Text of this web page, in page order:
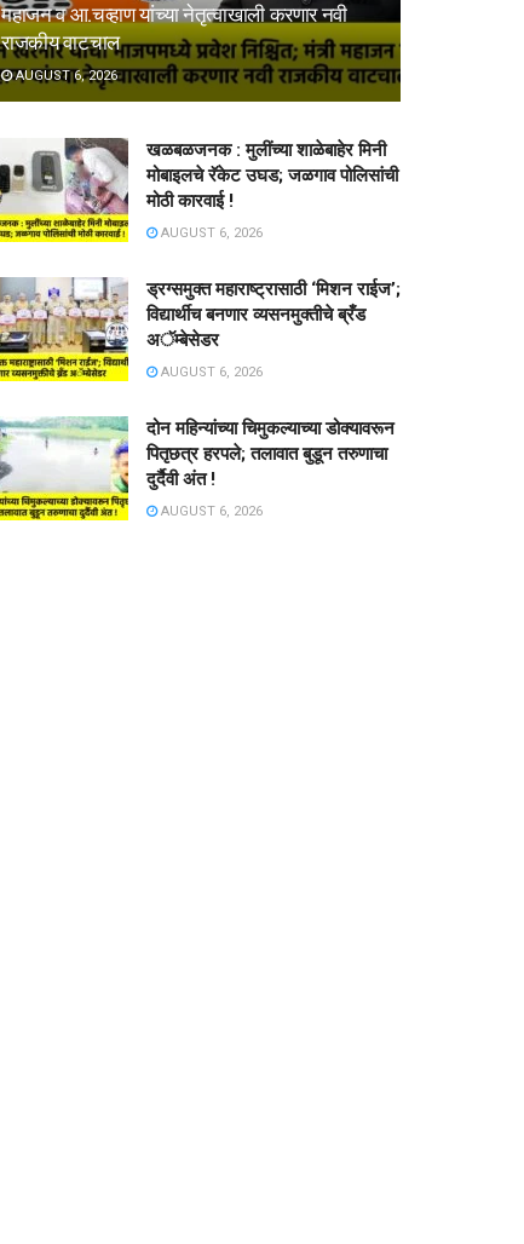
महाजन व आ.चव्हाण यांच्या नेतृत्वाखाली करणार नवी
राजकीय वाटचाल
AUGUST 6, 2026
खळबळजनक : मुलींच्या शाळेबाहेर मिनी
मोबाइलचे रॅकेट उघड; जळगाव पोलिसांची
मोठी कारवाई !
AUGUST 6, 2026
ड्रग्समुक्त महाराष्ट्रासाठी ‘मिशन राईज’;
विद्यार्थीच बनणार व्यसनमुक्तीचे ब्रँड
अॅम्बेसेडर
AUGUST 6, 2026
दोन महिन्यांच्या चिमुकल्याच्या डोक्यावरून
पितृछत्र हरपले; तलावात बुडून तरुणाचा
दुर्दैवी अंत !
AUGUST 6, 2026